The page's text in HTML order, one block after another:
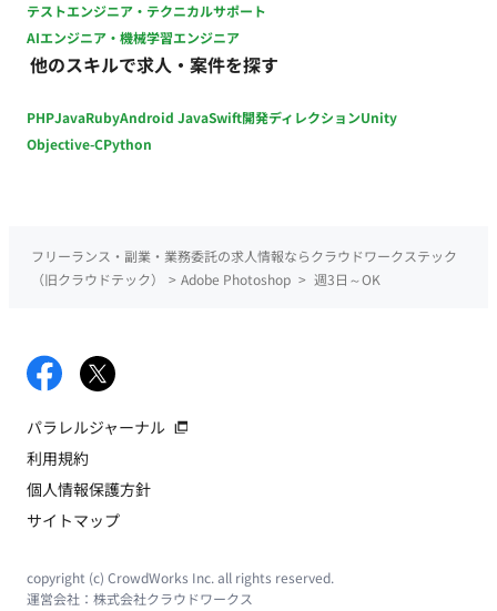
テストエンジニア・テクニカルサポート
AIエンジニア・機械学習エンジニア
他のスキルで求人・案件を探す
PHPJavaRubyAndroid JavaSwift開発ディレクションUnity
Objective-CPython
フリーランス・副業・業務委託の求人情報ならクラウドワークステック
（旧クラウドテック）
> Adobe Photoshop > 週3日～OK
パラレルジャーナル
利用規約
個人情報保護方針
サイトマップ
copyright (c) CrowdWorks Inc. all rights reserved.
運営会社： 株式会社クラウドワークス